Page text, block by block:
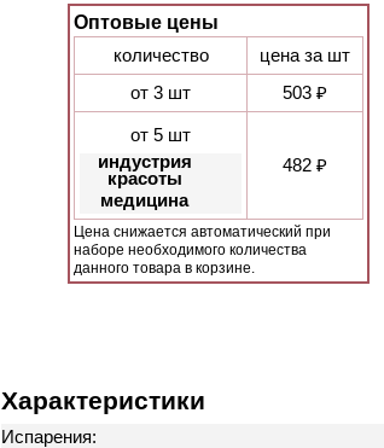
Оптовые цены
количество
цена за шт
от 3 шт
503 ₽
от 5 шт
индустрия
красоты
медицина
482 ₽
Цена снижается автоматический при
наборе необходимого количества
данного товара в корзине.
Характеристики
Испарения: